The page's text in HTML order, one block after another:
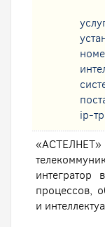
ip-
интегратор
процессов,
и